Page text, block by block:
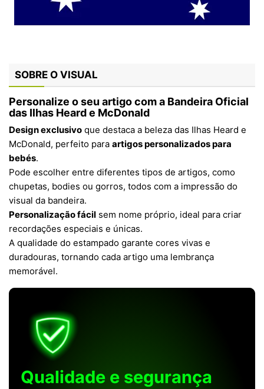
SOBRE O VISUAL
Personalize o seu artigo com a Bandeira Oficial
das Ilhas Heard e McDonald
Design exclusivo que destaca a beleza das Ilhas Heard e
McDonald, perfeito para artigos personalizados para
bebés.
Pode escolher entre diferentes tipos de artigos, como
chupetas, bodies ou gorros, todos com a impressão do
visual da bandeira.
Personalização fácil sem nome próprio, ideal para criar
recordações especiais e únicas.
A qualidade do estampado garante cores vivas e
duradouras, tornando cada artigo uma lembrança
memorável.
Qualidade e segurança